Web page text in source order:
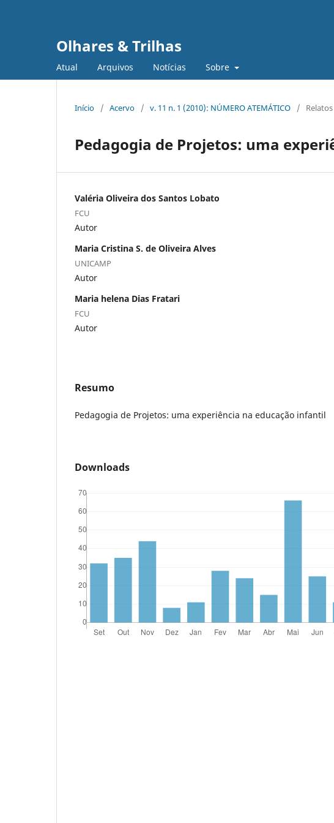
Olhares & Trilhas
Atual Arquivos Notícias Sobre
Início / Acervo / v. 11 n. 1 (2010): NÚMERO ATEMÁTICO / Relatos
Pedagogia de Projetos: uma
Valéria Oliveira dos Santos Lobato
FCU
Autor
Maria Cristina S. de Oliveira Alves
UNICAMP
Autor
Maria helena Dias Fratari
FCU
Autor
Resumo
Pedagogia de Projetos: uma experiência na educação infantil
Downloads